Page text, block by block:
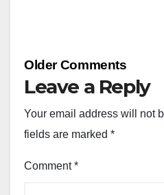
Comment
Older Comments
Leave a Reply
Your email address will not
fields are marked *
Comment*